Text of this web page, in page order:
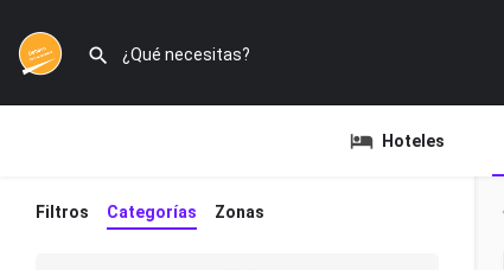
Hoteles
Filtros Categorías Zonas